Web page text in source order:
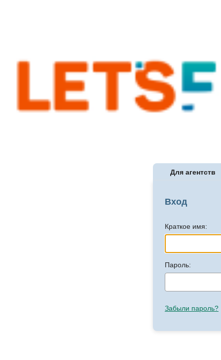
Для агентств
Вход
Краткое имя:
Пароль:
Забыли пароль?